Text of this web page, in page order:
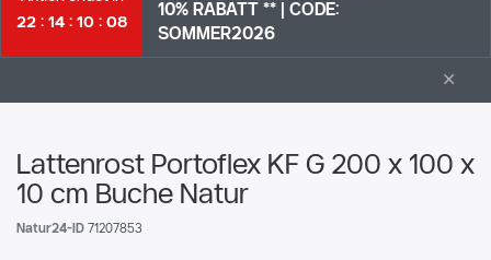
22
14 10 07
10% RABATT ** | CODE:
SOMMER2026
×
Lattenrost Portoflex KF G 200 x 100 x
10 cm Buche Natur
Natur24-ID 71207853